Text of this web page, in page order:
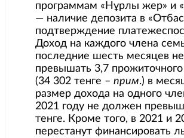
программам «Нұрлы жер» и
— наличие депозита в
подтверждение
Доход на каждого члена
последние шесть месяцев
превышать 3,7
(34 302 тенге – прим.) в
размер дохода на одного
2021 году не должен
тенге. Кроме того, в 2021 и
перестанут финансировать